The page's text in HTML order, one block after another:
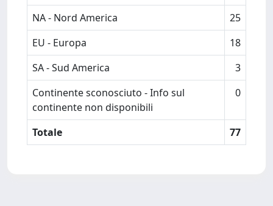
NA - Nord America
25
EU - Europa
18
SA - Sud America
3
Continente sconosciuto - Info sul
continente non disponibili
0
Totale 77